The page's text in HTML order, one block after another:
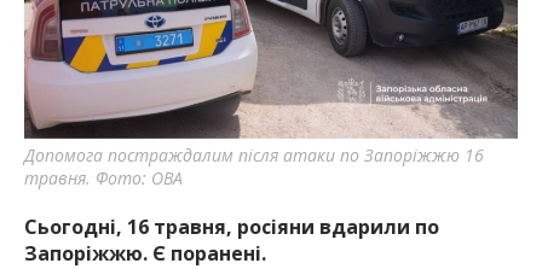
найважливішу інформацію про події
міста Запоріжжя та області.
Допомога постраждалим після атаки по Запоріжжю 16
травня. Фото: ОВА
Сьогодні, 16 травня, росіяни вдарили по
Запоріжжю. Є поранені.